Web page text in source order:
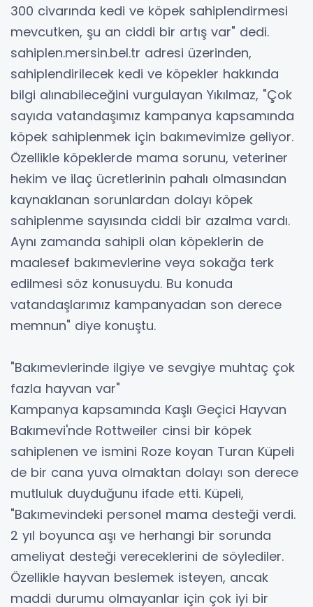
300 civarında kedi ve köpek sahiplendirmesi
mevcutken, şu an ciddi bir artış var" dedi.
sahiplen.mersin.bel.tr adresi üzerinden,
sahiplendirilecek kedi ve köpekler hakkında
bilgi alınabileceğini vurgulayan Yıkılmaz, "Çok
sayıda vatandaşımız kampanya kapsamında
köpek sahiplenmek için bakımevimize geliyor.
Özellikle köpeklerde mama sorunu, veteriner
hekim ve ilaç ücretlerinin pahalı olmasından
kaynaklanan sorunlardan dolayı köpek
sahiplenme sayısında ciddi bir azalma vardı.
Aynı zamanda sahipli olan köpeklerin de
maalesef bakımevlerine veya sokağa terk
edilmesi söz konusuydu. Bu konuda
vatandaşlarımız kampanyadan son derece
memnun" diye konuştu.
"Bakımevlerinde ilgiye ve sevgiye muhtaç çok
fazla hayvan var"
Kampanya kapsamında Kaşlı Geçici Hayvan
Bakımevi'nde Rottweiler cinsi bir köpek
sahiplenen ve ismini Roze koyan Turan Küpeli
de bir cana yuva olmaktan dolayı son derece
mutluluk duyduğunu ifade etti. Küpeli,
"Bakımevindeki personel mama desteği verdi.
2 yıl boyunca aşı ve herhangi bir sorunda
ameliyat desteği vereceklerini de söylediler.
Özellikle hayvan beslemek isteyen, ancak
maddi durumu olmayanlar için çok iyi bir